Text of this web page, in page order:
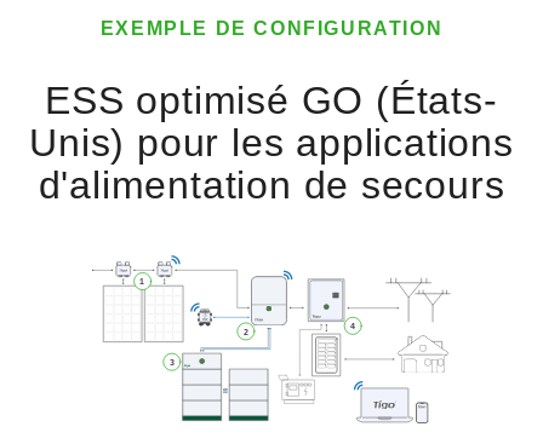
EXEMPLE DE CONFIGURATION
ESS optimisé GO (États-
Unis) pour les applications
d'alimentation de secours